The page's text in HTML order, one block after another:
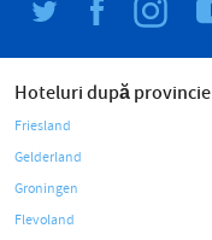
Hoteluri după provincie
Friesland
Gelderland
Groningen
Flevoland